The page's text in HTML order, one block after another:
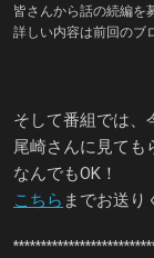
皆さんから話の続編を
詳しい内容は前回のブ
そして番組では、
尾崎さんに見ても
なんでもOK！
こちら までお送り